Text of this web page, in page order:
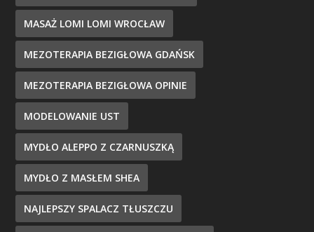
MASAŻ LOMI LOMI WROCŁAW
MEZOTERAPIA BEZIGŁOWA GDAŃSK
MEZOTERAPIA BEZIGŁOWA OPINIE
MODELOWANIE UST
MYDŁO ALEPPO Z CZARNUSZKĄ
MYDŁO Z MASŁEM SHEA
NAJLEPSZY SPALACZ TŁUSZCZU